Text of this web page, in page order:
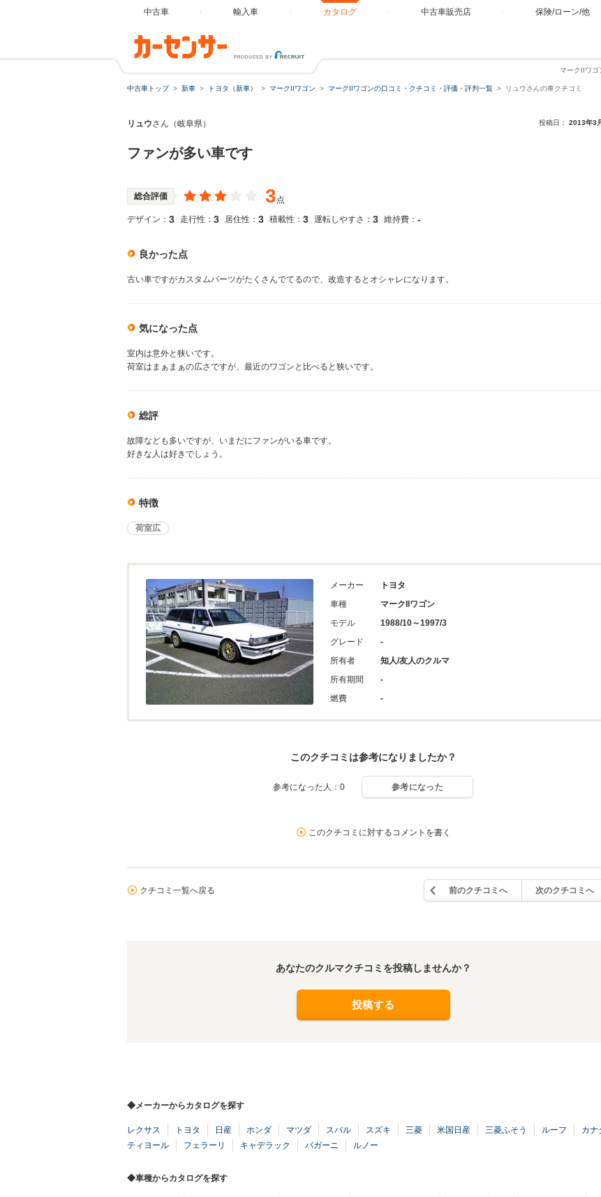
中古車 輸入車 カタログ 中古車販売店 保険/ローン/他
マークIIワゴ
中古車トップ 新車 トヨタ（新車） マークIIワゴン マークIIワゴンの口コミ・クチコミ・評価・評判一覧 リュウさんの車クチコミ
リュウさん（岐阜県） 投稿日： 2013年3
ファンが多い車です
総合評価 3点
デザイン： 3 走行性： 3 居住性： 3 積載性： 3 運転しやすさ： 3 維持費： -
良かった点
古い車ですがカスタムパーツがたくさんでてるので、改造するとオシャレになります。
気になった点
室内は意外と狭いです。
荷室はまぁまぁの広さですが、最近のワゴンと比べると狭いです。
総評
故障なども多いですが、いまだにファンがいる車です。
好きな人は好きでしょう。
特徴
荷室広
メーカー
トヨタ
車種
マークIIワゴン
モデル
1988/10～1997/3
グレード
-
所有者
知人/友人のクルマ
所有期間
-
燃費
-
このクチコミは参考になりましたか？
参考になった人：0 参考になった
このクチコミに対するコメントを書く
クチコミ一覧へ戻る 前のクチコミへ 次のクチコミへ
あなたのクルマクチコミを投稿しませんか？
投稿する
◆メーカーからカタログを探す
レクサス トヨタ 日産 ホンダ マツダ スバル スズキ 三菱 米国日産 三菱ふそう ルーフ カナ
ティヨール
フェラーリ キャデラック パガーニ ルノー
◆車種からカタログを探す